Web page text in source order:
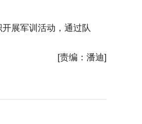
展军训活动，通过队
[责编：潘迪]